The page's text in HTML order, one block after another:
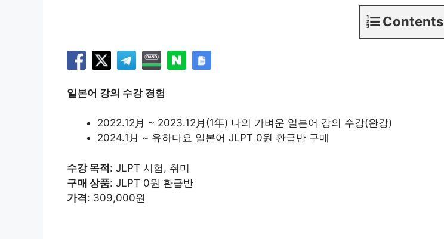
Contents
일본어 강의 수강 경험
2022.12月 ~ 2023.12月(1年) 나의 가벼운 일본어 강의 수강(완강)
2024.1月 ~ 유하다요 일본어 JLPT 0원 환급반 구매
수강 목적: JLPT 시험, 취미
구매 상품: JLPT 0원 환급반
가격: 309,000원